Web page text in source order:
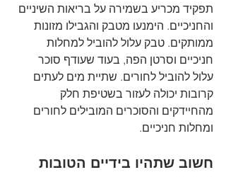
תפקיד מכריע בשמירה על בריאות השיניים
והחניכיים. הימנעו מטבק והגבילו מזונות
ממותקים. טבק עלול להוביל למחלות
חניכיים וסרטן הפה, בעוד שעודף סוכר
עלול להוביל לחורים. שתיית מים לעתים
קרובות יכולה לעזור בשטיפת חלק
מהחיידקים והסוכרים המובילים לחורים
ומחלות חניכיים.
חשוב שתהיו בידיים הטובות